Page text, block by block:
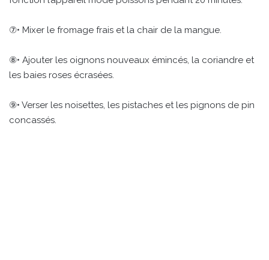
⑦• Mixer le fromage frais et la chair de la mangue.
⑧• Ajouter les oignons nouveaux émincés, la coriandre et
les baies roses écrasées.
⑨• Verser les noisettes, les pistaches et les pignons de pin
concassés.